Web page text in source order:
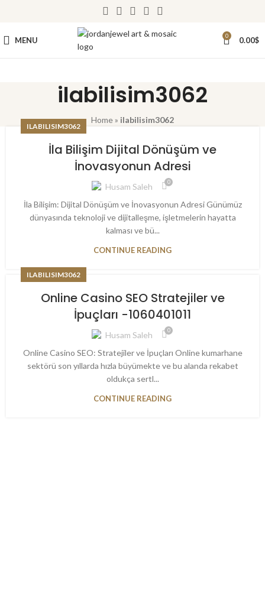
MENU 0 0.00$
ilabilisim3062
Home» ilabilisim3062
ILABILISIM3062
İla Bilişim Dijital Dönüşüm ve
İnovasyonun Adresi
Husam Saleh 0
İla Bilişim: Dijital Dönüşüm ve İnovasyonun Adresi Günümüz
dünyasında teknoloji ve dijitalleşme, işletmelerin hayatta
kalması ve bü...
CONTINUE READING
ILABILISIM3062
Online Casino SEO Stratejiler ve
İpuçları -1060401011
Husam Saleh 0
Online Casino SEO: Stratejiler ve İpuçları Online kumarhane
sektörü son yıllarda hızla büyümekte ve bu alanda rekabet
oldukça sertl...
CONTINUE READING